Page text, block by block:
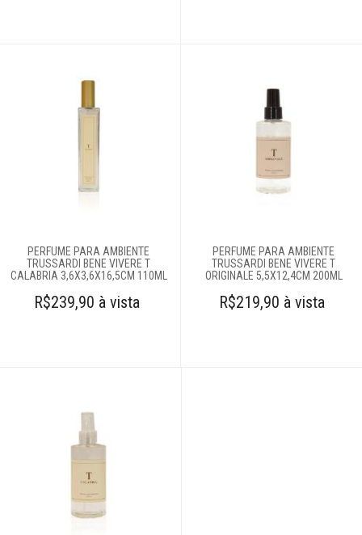
Roupões
Toalhas
Móveis
Decoração
Pesquisar Lista
996581061
PERFUME PARA AMBIENTE
TRUSSARDI BENE VIVERE T
CALABRIA 3,6X3,6X16,5CM 110ML
R$239,90 à vista
PERFUME PARA AMBIENTE
TRUSSARDI BENE VIVERE T
ORIGINALE 5,5X12,4CM 200ML
R$219,90 à vista